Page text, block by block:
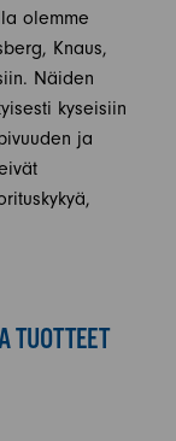
olemme
Knaus,
Näiden
kyseisiin
ja
TUOTTEET